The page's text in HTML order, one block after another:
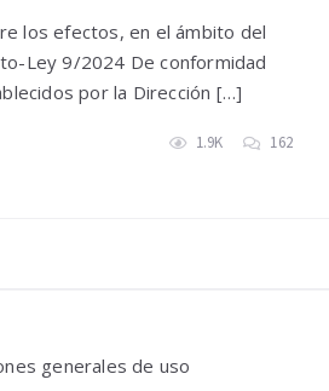
los efectos, en el ámbito del
Ley 9/2024 De conformidad
por la Dirección […]
1.9K 162
generales de uso